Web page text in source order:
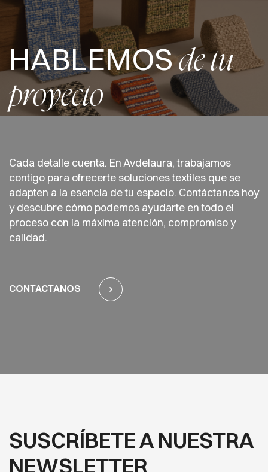
HABLEMOSde tu
proyecto
Cada detalle cuenta. En Avdelaura, trabajamos
contigo para ofrecerte soluciones textiles que se
adapten a la esencia de tu espacio. Contáctanos hoy
y descubre cómo podemos ayudarte en todo el
proceso con la máxima atención, compromiso y
calidad.
CONTACTANOS
SUSCRÍBETE A NUESTRA
NEWSLETTER